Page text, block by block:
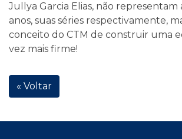
Jullya Garcia Elias, não representam
anos, suas séries respectivamente,
conceito do CTM de construir uma
vez mais firme!
« Voltar